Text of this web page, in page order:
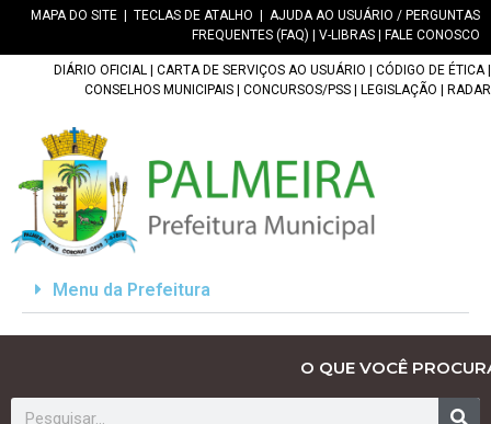
MAPA DO SITE TECLAS DE ATALHO
AJUDA AO USUÁRIO / PERGUNTAS
FREQUENTES (FAQ)
V-LIBRAS FALE CONOSCO
DIÁRIO OFICIAL CARTA DE SERVIÇOS AO USUÁRIO CÓDIGO DE ÉTICA|
CONSELHOS MUNICIPAIS
CONCURSOS/PSS LEGISLAÇÃO RADAR
Menu da Prefeitura
O QUE VOCÊ